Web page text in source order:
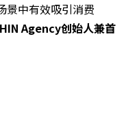
景中有效吸引消费
Agency创始人兼首